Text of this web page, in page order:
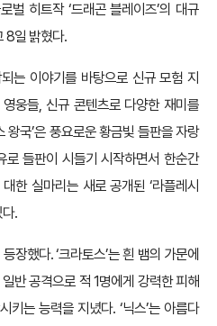
벌 히트작 ‘드래곤 블레이즈’의 대규
8일 밝혔다.
는 이야기를 바탕으로 신규 모험 지
웅들, 신규 콘텐츠로 다양한 재미를
왕국’은 풍요로운 황금빛 들판을 자랑
들판이 시들기 시작하면서 한순간
한 실마리는 새로 공개된 ‘라플레시
.
장했다. ‘크라토스’는 흰 뱀의 가문에
반 공격으로 적 1명에게 강력한 피해
키는 능력을 지녔다. ‘닉스’는 아름다